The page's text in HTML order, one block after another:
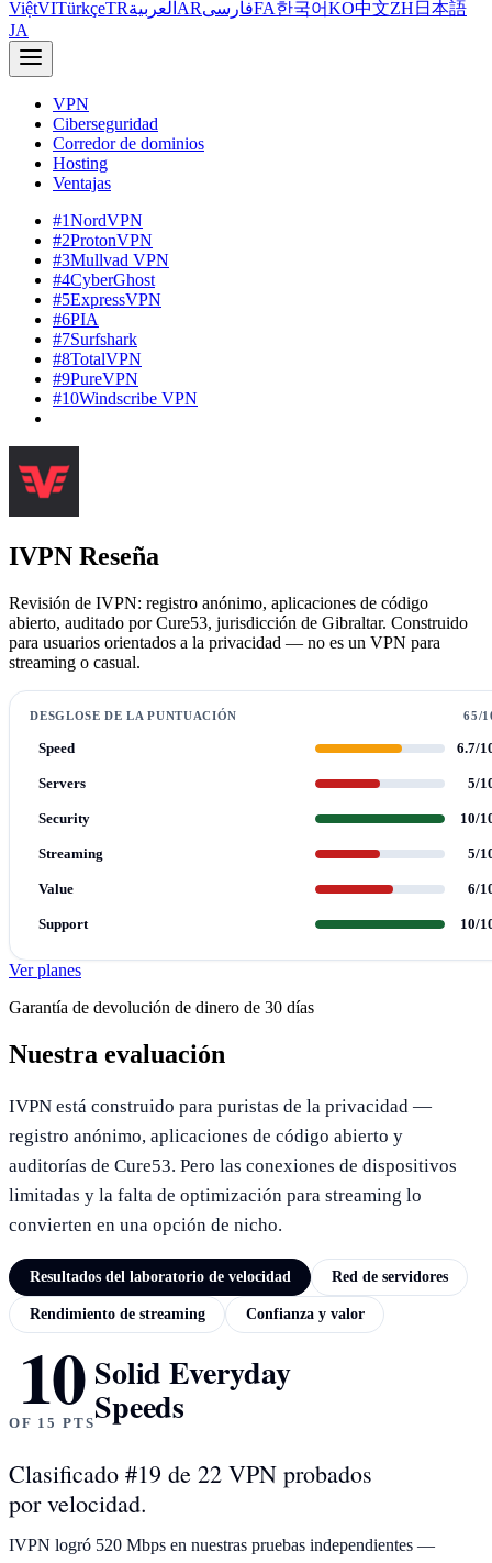
ViệtVITürkçeTRالعربية ARفارسیFA한국어KO中文ZH 日本語
JA
VPN
Ciberseguridad
Corredor de dominios
Hosting
Ventajas
#1NordVPN
#2ProtonVPN
#3Mullvad VPN
#4CyberGhost
#5ExpressVPN
#6PIA
#7Surfshark
#8TotalVPN
#9PureVPN
#10Windscribe VPN
IVPN Reseña
Revisión de IVPN: registro anónimo, aplicaciones de código
abierto, auditado por Cure53, jurisdicción de Gibraltar. Construido
para usuarios orientados a la privacidad — no es un VPN para
streaming o casual.
DESGLOSE DE LA PUNTUACIÓN 65/
Speed 6.7/
Servers 5/
Security 10/
Streaming 5/
Value 6/
Support 10/
Ver planes
Garantía de devolución de dinero de 30 días
Nuestra evaluación
IVPN está construido para puristas de la privacidad —
registro anónimo, aplicaciones de código abierto y
auditorías de Cure53. Pero las conexiones de dispositivos
limitadas y la falta de optimización para streaming lo
convierten en una opción de nicho.
Resultados del laboratorio de velocidad Red de servidores
Rendimiento de streaming Confianza y valor
RESULTADOS DEL LABORATORIO DE VELOCIDAD
10
OF 15 PTS
Solid Everyday
Speeds
Clasificado #19 de 22 VPN probados
por velocidad.
IVPN logró 520 Mbps en nuestras pruebas independientes —